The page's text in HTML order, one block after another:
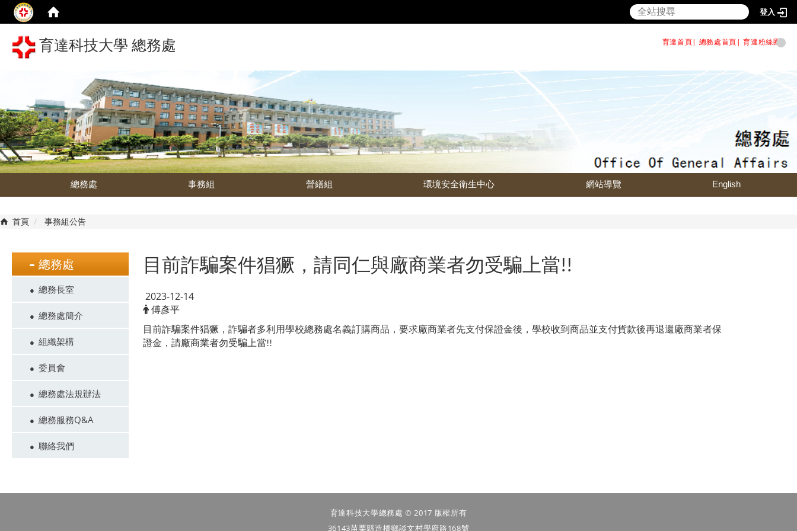
登入
育達科技大學 總務處 育達首頁| 總務處首頁| 育達粉絲團 |
總務處 事務組 營繕組 環境安全衛生中心 網站導覽 English
首頁 事務組公告
總務處
總務長室
總務處簡介
組織架構
委員會
總務處法規辦法
總務服務Q&A
聯絡我們
目前詐騙案件猖獗 ， 請同仁與廠商業者勿受騙上當!!
2023-12-14
傅彥平
目前詐騙案件猖獗 ， 詐騙者多利用學校總務處名義訂購商品 ， 要求廠商業者先支付保證金後 ， 學校收到商品並支付貨款後再退還廠商業者保
證金 ， 請廠商業者勿受騙上當!!
育達科技大學總務處 © 2017 版權所有
36143苗栗縣造橋鄉談文村學府路168號